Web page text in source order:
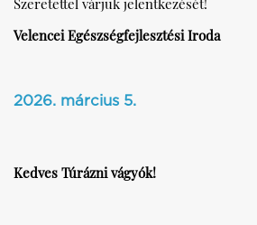
Velencei Egészségfejlesztési Iroda
2026. március 5.
Kedves Túrázni vágyók!